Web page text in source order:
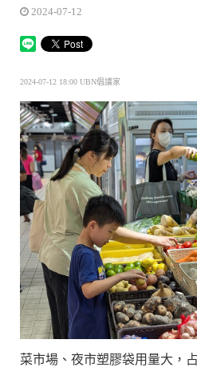
2024-07-12
2024-07-12 18:00 UBN倡議家
菜市場、夜市塑膠袋用量大，